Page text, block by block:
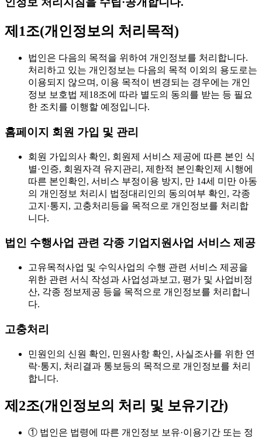
제1조(개인정보의 처리목적)
법인은 다음의 목적을 위하여 개인정보를 처리합니다.
처리하고 있는 개인정보는 다음의 목적 이외의 용도로는
이용되지 않으며, 이용 목적이 변경되는 경우에는 개인
정보 보호법 제18조에 따라 별도의 동의를 받는 등 필요
한 조치를 이행할 예정입니다.
홈페이지 회원 가입 및 관리
회원 가입의사 확인, 회원제 서비스 제공에 따른 본인 식
별·인증, 회원자격 유지관리, 제한적 본인확인제 시행에
따른 본인확인, 서비스 부정이용 방지, 만 14세 미만 아동
의 개인정보 처리시 법정대리인의 동의여부 확인, 각종
고지·통지, 고충처리등을 목적으로 개인정보를 처리합
니다.
법인 수행사업 관련 각종 기업지원사업 서비스 제공
고유목적사업 및 수익사업의 수행 관련 서비스 제공을
위한 관련 서식 작성과 사업성과보고, 평가 및 사업비정
산, 각종 정보제공 등을 목적으로 개인정보를 처리합니
다.
고충처리
민원인의 신원 확인, 민원사항 확인, 사실조사를 위한 연
락·통지, 처리결과 통보등의 목적으로 개인정보를 처리
합니다.
제2조(개인정보의 처리 및 보유기간)
① 법인은 법령에 따른 개인정보 보유·이용기간 또는 정